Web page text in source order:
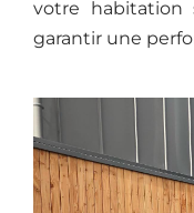
votre habitation
garantir une